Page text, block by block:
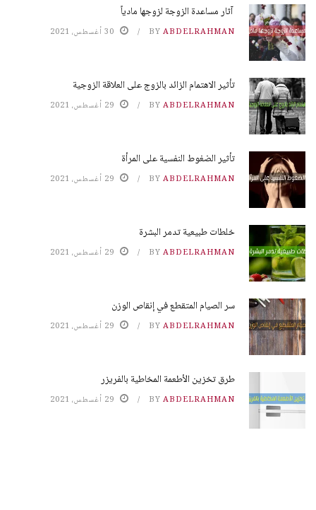
آثار مساعدة الزوجة لزوجها مادياً
BY ABDELRAHMAN 30 أغسطس، 2021
تأثير الاهتمام الزائد بالزوج على العلاقة الزوجية
BY ABDELRAHMAN 29 أغسطس، 2021
تأثير الضغوط النفسية على المرأة
BY ABDELRAHMAN 29 أغسطس، 2021
خلطات طبيعية تدمر البشرة
BY ABDELRAHMAN 29 أغسطس، 2021
سر الصيام المتقطع في إنقاص الوزن
BY ABDELRAHMAN 29 أغسطس، 2021
طرق تخزين الأطعمة المخاطية بالفريزر
BY ABDELRAHMAN 29 أغسطس، 2021